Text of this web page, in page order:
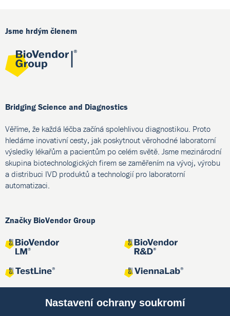
Jsme hrdým členem
Bridging Science and Diagnostics
Věříme, že každá léčba začíná spolehlivou diagnostikou. Proto
hledáme inovativní cesty, jak poskytnout věrohodné laboratorní
výsledky lékařům a pacientům po celém světě. Jsme mezinárodní
skupina biotechnologických firem se zaměřením na vývoj, výrobu
a distribuci IVD produktů a technologií pro laboratorní
automatizaci.
Značky BioVendor Group
Nastavení ochrany soukromí